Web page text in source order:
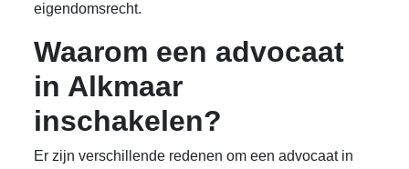
eigendomsrecht.
Waarom een advocaat
in Alkmaar
inschakelen?
Er zijn verschillende redenen om een advocaat in